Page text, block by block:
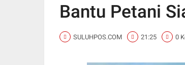
Bantu Petani
SULUHPOS.COM 21:25 0